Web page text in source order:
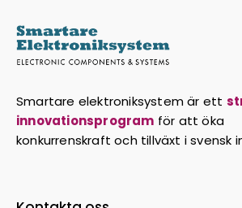
Smartare elektroniksystem är ett
innovationsprogram för att öka
konkurrenskraft och tillväxt i svensk